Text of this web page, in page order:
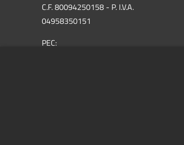
C.F. 80094250158 - P. I.V.A.
04958350151
PEC: